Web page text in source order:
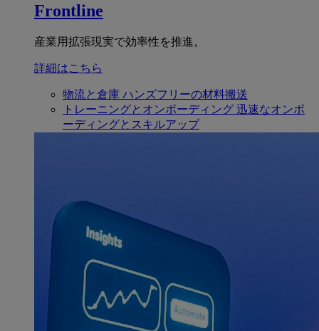
Frontline
産業用拡張現実で効率性を推進。
詳細はこちら
物流と倉庫 ハンズフリーの材料搬送
トレーニングとオンボーディング 迅速なオンボ
ーディングとスキルアップ